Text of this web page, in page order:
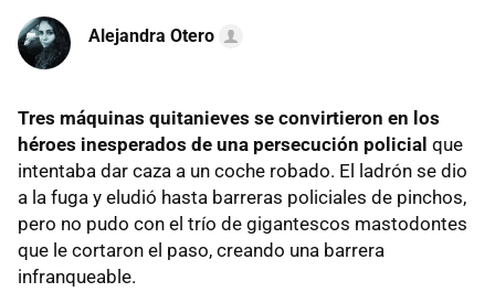
Alejandra Otero
Tres máquinas quitanieves se convirtieron en los
héroes inesperados de una persecución policial que
intentaba dar caza a un coche robado. El ladrón se dio
a la fuga y eludió hasta barreras policiales de pinchos,
pero no pudo con el trío de gigantescos mastodontes
que le cortaron el paso, creando una barrera
infranqueable.